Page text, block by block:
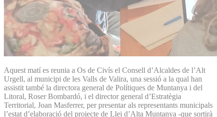
Aquest matí es reunia a Os de Civís el Consell d’Alcaldes de l’Alt
Urgell, al municipi de les Valls de Valira, una sessió a la qual han
assistit també la directora general de Polítiques de Muntanya i del
Litoral, Roser Bombardó, i el director general d’Estratègia
Territorial, Joan Masferrer, per presentar als representants municipals
l’estat d’elaboració del projecte de Llei d’Alta Muntanya -que sortirà